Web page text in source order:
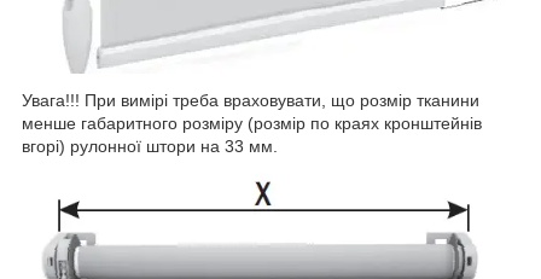
Увага!!! При вимірі треба враховувати, що розмір тканини
менше габаритного розміру (розмір по краях кронштейнів
вгорі) рулонної штори на 33 мм.